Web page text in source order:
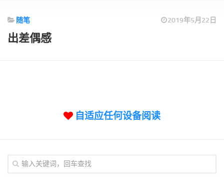
随笔 2019年5月22日
出差偶感
自适应任何设备阅读